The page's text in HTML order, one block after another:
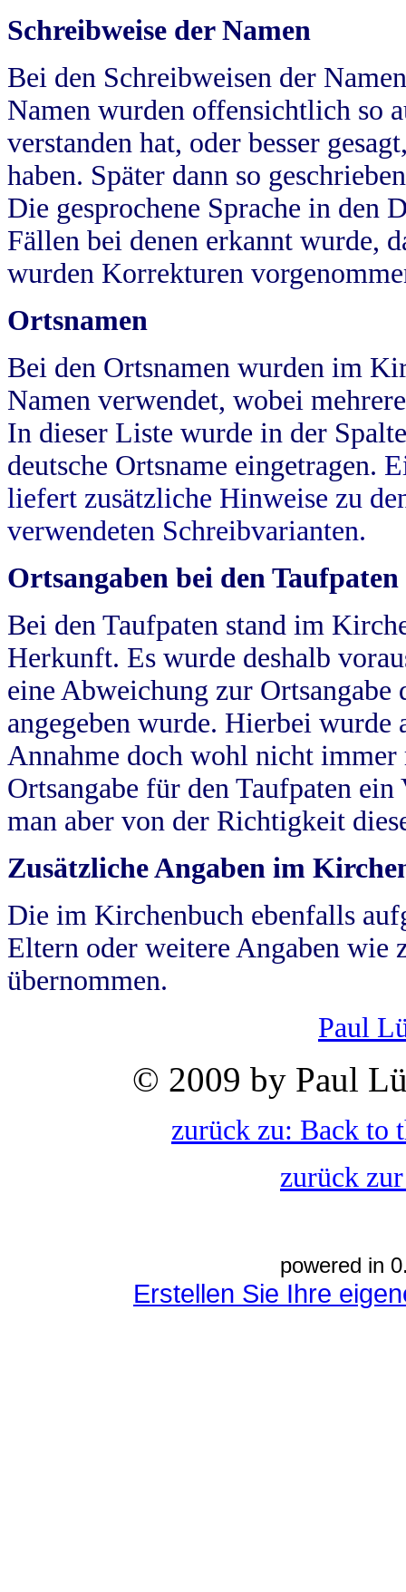
Schreibweise der Namen
Bei den Schreibweisen der
Namen wurden offensichtlich so
verstanden hat, oder besser
haben. Später dann so
Die gesprochene Sprache in
Fällen bei denen erkannt wurde,
wurden Korrekturen
Ortsnamen
Bei den Ortsnamen wurden im
Namen verwendet, wobei
In dieser Liste wurde in der
deutsche Ortsname eingetragen.
liefert zusätzliche Hinweise zu
verwendeten Schreibvarianten.
Ortsangaben bei den Taufpaten
Bei den Taufpaten stand im
Herkunft. Es wurde deshalb
eine Abweichung zur
angegeben wurde. Hierbei wurde
Annahme doch wohl nicht
Ortsangabe für den Taufpaten
man aber von der Richtigkeit
Zusätzliche Angaben im
Die im Kirchenbuch ebenfalls
Eltern oder weitere Angaben wie
übernommen.
Paul
© 2009 by Paul
zurück zu: Back to
zurück
powered in
Erstellen Sie Ihre